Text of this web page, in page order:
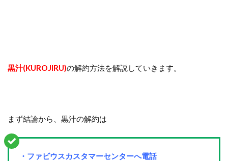
黒汁(KUROJIRU)の解約方法を解説していきます。
まず結論から、黒汁の解約は
・ファビウスカスタマーセンターへ電話